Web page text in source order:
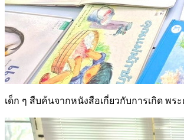
เด็ก ๆ สืบค้นจากหนังสือเกี่ยวกับการเกิด พ